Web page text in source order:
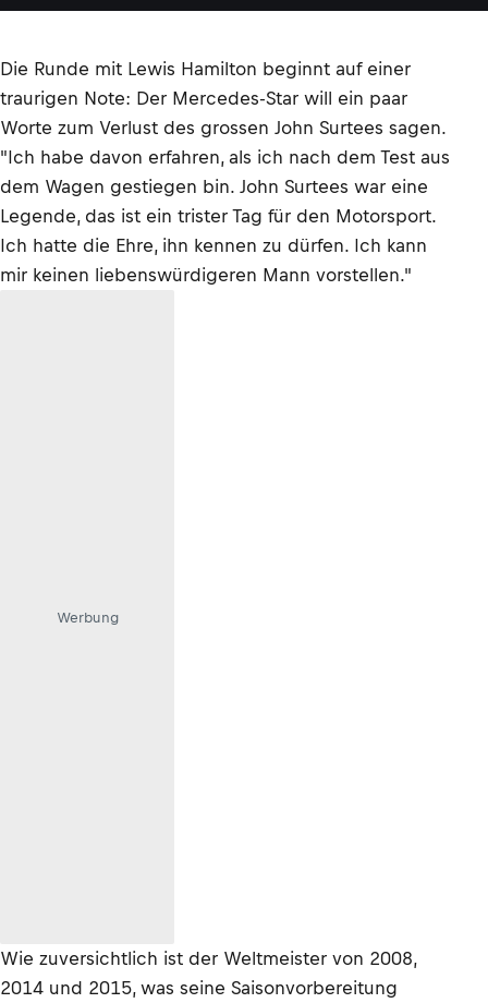
Die Runde mit Lewis Hamilton beginnt auf einer
traurigen Note: Der Mercedes-Star will ein paar
Worte zum Verlust des grossen John Surtees sagen.
"Ich habe davon erfahren, als ich nach dem Test aus
dem Wagen gestiegen bin. John Surtees war eine
Legende, das ist ein trister Tag für den Motorsport.
Ich hatte die Ehre, ihn kennen zu dürfen. Ich kann
mir keinen liebenswürdigeren Mann vorstellen."
Werbung
Wie zuversichtlich ist der Weltmeister von 2008,
2014 und 2015, was seine Saisonvorbereitung